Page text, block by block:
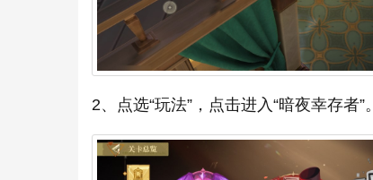
2、点选“玩法”，点击进入“暗夜幸存者”。